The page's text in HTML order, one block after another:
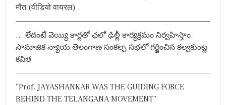
की
शा
न
त
मौत (वीडियो वायरल)
… లేదంటే వెయ్యి కార్లతో ఛలో ఢిల్లీ కార్యక్రమం నిర్వహిస్తాం,
సామాజిక న్యాయ తెలంగాణ సంకల్ప సభలో గర్జించిన కల్వకుంట్ల
కవిత
“Prof. JAYASHANKAR WAS THE GUIDING FORCE
BEHIND THE TELANGANA MOVEMENT”